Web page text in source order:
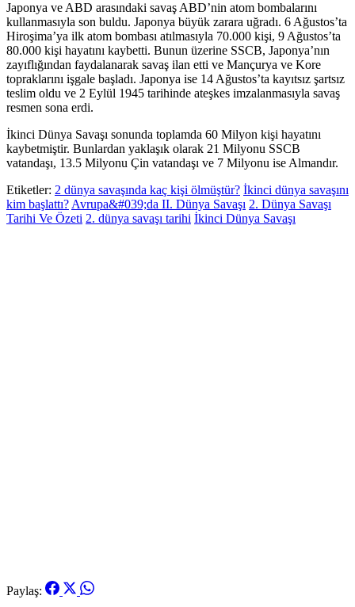
Japonya ve ABD arasındaki savaş ABD’nin atom bombalarını
kullanmasıyla son buldu. Japonya büyük zarara uğradı. 6 Ağustos’ta
Hiroşima’ya ilk atom bombası atılmasıyla 70.000 kişi, 9 Ağustos’ta
80.000 kişi hayatını kaybetti. Bunun üzerine SSCB, Japonya’nın
zayıflığından faydalanarak savaş ilan etti ve Mançurya ve Kore
topraklarını işgale başladı. Japonya ise 14 Ağustos’ta kayıtsız şartsız
teslim oldu ve 2 Eylül 1945 tarihinde ateşkes imzalanmasıyla savaş
resmen sona erdi.
İkinci Dünya Savaşı sonunda toplamda 60 Milyon kişi hayatını
kaybetmiştir. Bunlardan yaklaşık olarak 21 Milyonu SSCB
vatandaşı, 13.5 Milyonu Çin vatandaşı ve 7 Milyonu ise Almandır.
Etiketler: 2 dünya savaşında kaç kişi ölmüştür? İkinci dünya savaşını
kim başlattı? Avrupa&#039;da II. Dünya Savaşı 2. Dünya Savaşı
Tarihi Ve Özeti 2. dünya savaşı tarihi İkinci Dünya Savaşı
Paylaş: